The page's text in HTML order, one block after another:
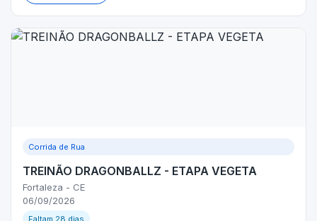
Corrida de Rua
TREINÃO DRAGONBALLZ - ETAPA VEGETA
Fortaleza - CE
06/09/2026
Faltam 28 dias